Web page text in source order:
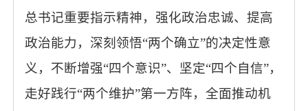
总书记重要指示精神，强化政治忠诚、提高
政治能力，深刻领悟“两个确立”的决定性意
义，不断增强“四个意识”、坚定“四个自信”，
走好践行“两个维护”第一方阵，全面推动机